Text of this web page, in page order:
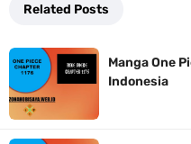
Cara Bayar Akulaku Lewat
Related Posts
Manga One
Indonesia